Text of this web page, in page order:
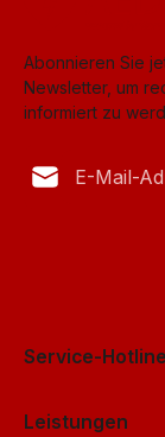
Abonnieren Sie
Newsletter, um
informiert zu
Service-Hotline
Leistungen